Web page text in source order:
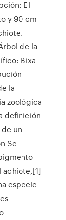
El
y 90 cm
de la
Bixa
la
zoológica
definición
un
Se
achiote,[1]​
especie